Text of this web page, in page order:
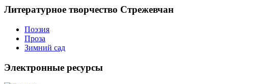
Литературное творчество Стрежевчан
Поэзия
Проза
Зимний сад
Электронные ресурсы